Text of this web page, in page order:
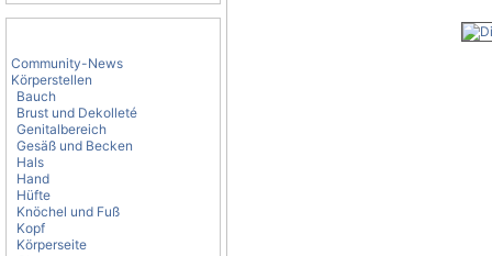
Community-News
Körperstellen
Bauch
Brust und Dekolleté
Genitalbereich
Gesäß und Becken
Hals
Hand
Hüfte
Knöchel und Fuß
Kopf
Körperseite